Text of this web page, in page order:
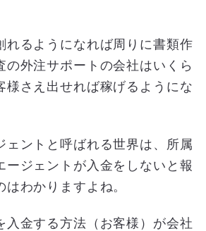
れるようになれば周りに書類作
の外注サポートの会社はいくら
様さえ出せれば稼げるようにな
ェントと呼ばれる世界は、所属
ージェントが入金をしないと報
わかりますよね。
入金する方法（お客様）が会社